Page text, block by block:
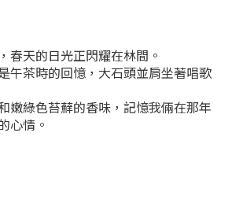
春天的日光正閃耀在林間。
午茶時的回憶，大石頭並肩坐著唱歌
嫩綠色苔蘚的香味，記憶我倆在那年
心情。